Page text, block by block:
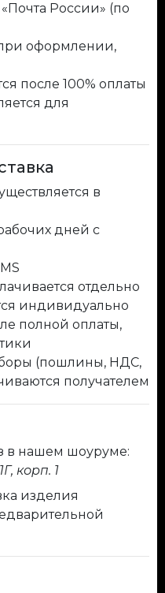
России» (по
оформлении,
после 100% оплаты
для
в
дней с
отдельно
индивидуально
полной оплаты,
(пошлины, НДС,
получателем
в нашем шоуруме:
корп. 1
изделия